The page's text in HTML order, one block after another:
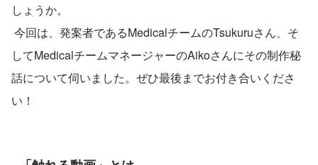
しょうか。
してMedicalチームマネージャーのAikoさんにその制作秘
話について伺いました。ぜひ最後までお付き合いくださ
い！